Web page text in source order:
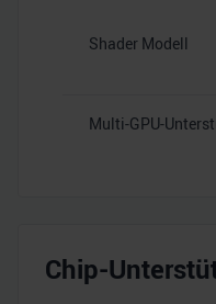
Shader Modell
Multi-GPU-
Chip-